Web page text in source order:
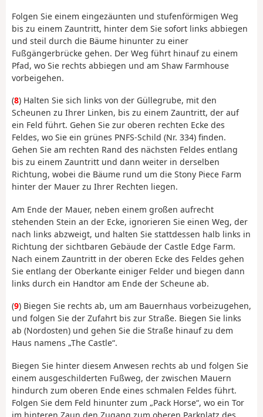
Folgen Sie einem eingezäunten und stufenförmigen Weg
bis zu einem Zauntritt, hinter dem Sie sofort links abbiegen
und steil durch die Bäume hinunter zu einer
Fußgängerbrücke gehen. Der Weg führt hinauf zu einem
Pfad, wo Sie rechts abbiegen und am Shaw Farmhouse
vorbeigehen.
(8) Halten Sie sich links von der Güllegrube, mit den
Scheunen zu Ihrer Linken, bis zu einem Zauntritt, der auf
ein Feld führt. Gehen Sie zur oberen rechten Ecke des
Feldes, wo Sie ein grünes PNFS-Schild (Nr. 334) finden.
Gehen Sie am rechten Rand des nächsten Feldes entlang
bis zu einem Zauntritt und dann weiter in derselben
Richtung, wobei die Bäume rund um die Stony Piece Farm
hinter der Mauer zu Ihrer Rechten liegen.
Am Ende der Mauer, neben einem großen aufrecht
stehenden Stein an der Ecke, ignorieren Sie einen Weg, der
nach links abzweigt, und halten Sie stattdessen halb links in
Richtung der sichtbaren Gebäude der Castle Edge Farm.
Nach einem Zauntritt in der oberen Ecke des Feldes gehen
Sie entlang der Oberkante einiger Felder und biegen dann
links durch ein Handtor am Ende der Scheune ab.
(9) Biegen Sie rechts ab, um am Bauernhaus vorbeizugehen,
und folgen Sie der Zufahrt bis zur Straße. Biegen Sie links
ab (Nordosten) und gehen Sie die Straße hinauf zu dem
Haus namens „The Castle“.
Biegen Sie hinter diesem Anwesen rechts ab und folgen Sie
einem ausgeschilderten Fußweg, der zwischen Mauern
hindurch zum oberen Ende eines schmalen Feldes führt.
Folgen Sie dem Feld hinunter zum „Pack Horse“, wo ein Tor